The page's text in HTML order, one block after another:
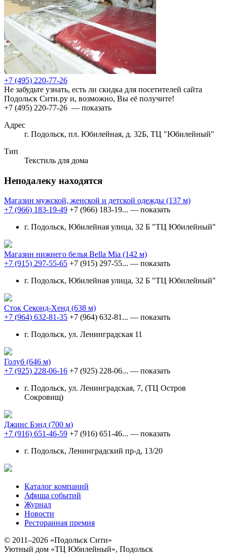
+7 (495) 220-77-26
Не забудьте узнать, есть ли скидка для посетителей сайта
Подольск Сити.ру и, возможно, Вы её получите!
+7 (495) 220-77-26 — показать
Адрес
г. Подольск, пл. Юбилейная, д. 32Б, ТЦ "Юбилейный"
Тип
Текстиль для дома
Неподалеку находятся
Магазин мужской, женской и детской одежды (137 м)
+7 (966) 183-19-49 +7 (966) 183-19... — показать
г. Подольск, Юбилейная улица, 32 Б "ТЦ Юбилейный"
Магазин нижнего белья Bella Mia (142 м)
+7 (915) 297-55-65 +7 (915) 297-55... — показать
г. Подольск, Юбилейная улица, 32 Б "ТЦ Юбилейный"
Сток Секонд-Хенд (638 м)
+7 (964) 632-81-35 +7 (964) 632-81... — показать
г. Подольск, ул. Ленинградская 11
Голуб (646 м)
+7 (925) 228-06-16 +7 (925) 228-06... — показать
г. Подольск, ул. Ленинградская, 7, (ТЦ Остров
Сокровищ)
Джинс Бэнд (700 м)
+7 (916) 651-46-59 +7 (916) 651-46... — показать
г. Подольск, Ленинградский пр-д, 13/20
Каталог компаний
Афиша событий
Журнал
Новости
Ресторанная премия
© 2011–2026 «Подольск Сити»
Уютный дом «ТЦ Юбилейный», Подольск